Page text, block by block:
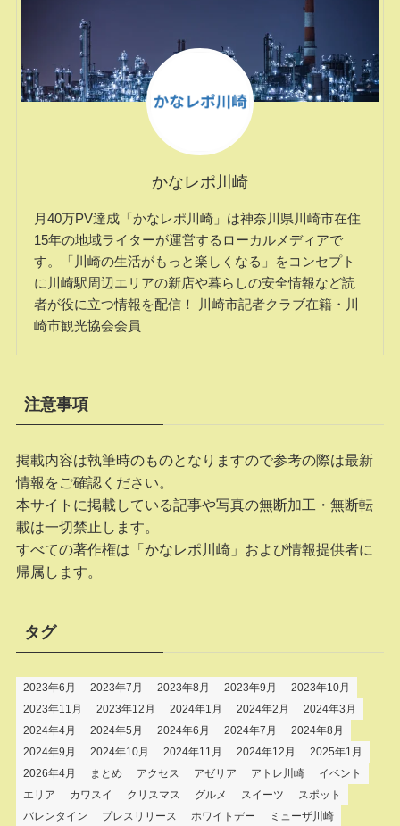
かなレポ川崎
月40万PV達成「かなレポ川崎」は神奈川県川崎市在住
15年の地域ライターが運営するローカルメディアで
す。「川崎の生活がもっと楽しくなる」をコンセプト
に川崎駅周辺エリアの新店や暮らしの安全情報など読
者が役に立つ情報を配信！ 川崎市記者クラブ在籍・川
崎市観光協会会員
注意事項
掲載内容は執筆時のものとなりますので参考の際は最新
情報をご確認ください。
本サイトに掲載している記事や写真の無断加工・無断転
載は一切禁止します。
すべての著作権は「かなレポ川崎」および情報提供者に
帰属します。
タグ
2023年6月 2023年7月 2023年8月 2023年9月
2023年10月
2023年11月
2023年12月 2024年1月 2024年2月
2024年3月
2024年4月
2024年5月 2024年6月 2024年7月
2024年8月
2024年9月
2024年10月 2024年11月 2024年12月
2025年1月
2026年4月
まとめ アクセス アゼリア アトレ川崎
イベント
エリア
カワスイ クリスマス グルメ スイーツ
スポット
バレンタイン
プレスリリース ホワイトデー ミューザ川崎